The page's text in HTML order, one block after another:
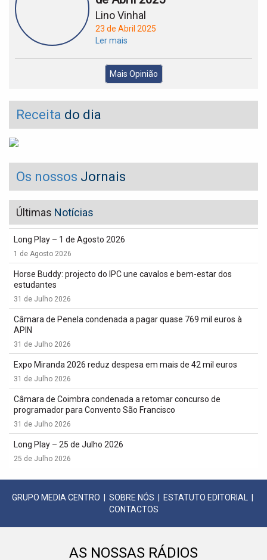
Lino Vinhal
23 de Abril 2025
Ler mais
Mais Opinião
Receita do dia
Os nossos Jornais
Últimas Notícias
Long Play – 1 de Agosto 2026
1 de Agosto 2026
Horse Buddy: projecto do IPC une cavalos e bem-estar dos
estudantes
31 de Julho 2026
Câmara de Penela condenada a pagar quase 769 mil euros à
APIN
31 de Julho 2026
Expo Miranda 2026 reduz despesa em mais de 42 mil euros
31 de Julho 2026
Câmara de Coimbra condenada a retomar concurso de
programador para Convento São Francisco
31 de Julho 2026
Long Play – 25 de Julho 2026
25 de Julho 2026
GRUPO MEDIA CENTRO SOBRE NÓS ESTATUTO EDITORIAL
CONTACTOS
AS NOSSAS RÁDIOS